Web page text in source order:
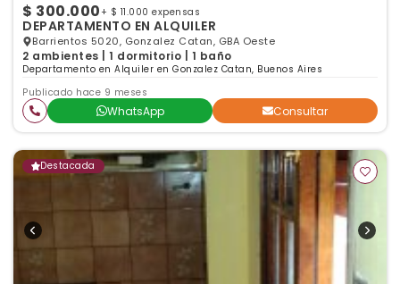
$ 300.000 + $ 11.000 expensas
DEPARTAMENTO EN ALQUILER
Barrientos 5020, Gonzalez Catan, GBA Oeste
2 ambientes | 1 dormitorio | 1 baño
Departamento en Alquiler en Gonzalez Catan, Buenos Aires
Publicado hace 9 meses
WhatsApp Consultar
Destacada